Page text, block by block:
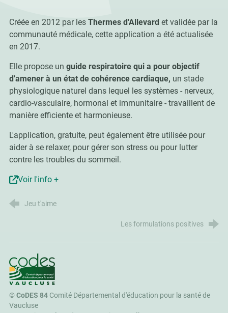
Créée en 2012 par les Thermes d'Allevard et validée par la
communauté médicale, cette application a été actualisée
en 2017.
Elle propose un guide respiratoire qui a pour objectif
d'amener à un état de cohérence cardiaque, un stade
physiologique naturel dans lequel les systèmes - nerveux,
cardio-vasculaire, hormonal et immunitaire - travaillent de
manière efficiente et harmonieuse.
L'application, gratuite, peut également être utilisée pour
aider à se relaxer, pour gérer son stress ou pour lutter
contre les troubles du sommeil.
Voir l'info +
Jeu t'aime
Les formulations positives
CoDES 84
©CoDES 84Comité Départemental d'éducation pour la santé de
Vaucluse